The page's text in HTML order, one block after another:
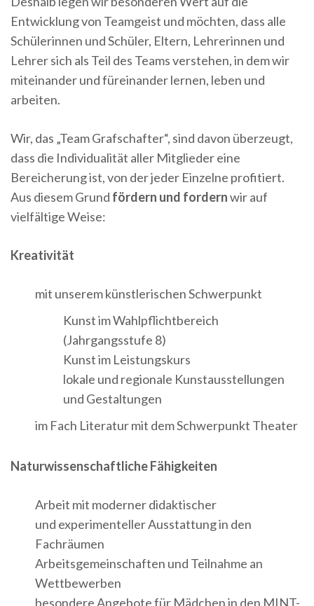
Entwicklung von Teamgeist und möchten, dass alle
Schülerinnen und Schüler, Eltern, Lehrerinnen und
Lehrer sich als Teil des Teams verstehen, in dem wir
miteinander und füreinander lernen, leben und
arbeiten.
Wir, das „Team Grafschafter“, sind davon überzeugt,
dass die Individualität aller Mitglieder eine
Bereicherung ist, von der jeder Einzelne profitiert.
Aus diesem Grund fördern und fordernwir auf
vielfältige Weise:
Kreativität
mit unserem künstlerischen Schwerpunkt
Kunst im Wahlpflichtbereich
(Jahrgangsstufe 8)
Kunst im Leistungskurs
lokale und regionale Kunstausstellungen
und Gestaltungen
im Fach Literatur mit dem Schwerpunkt Theater
Naturwissenschaftliche Fähigkeiten
Arbeit mit moderner didaktischer
und experimenteller Ausstattung in den
Fachräumen
Arbeitsgemeinschaften und Teilnahme an
Wettbewerben
besondere Angebote für Mädchen in den MINT-